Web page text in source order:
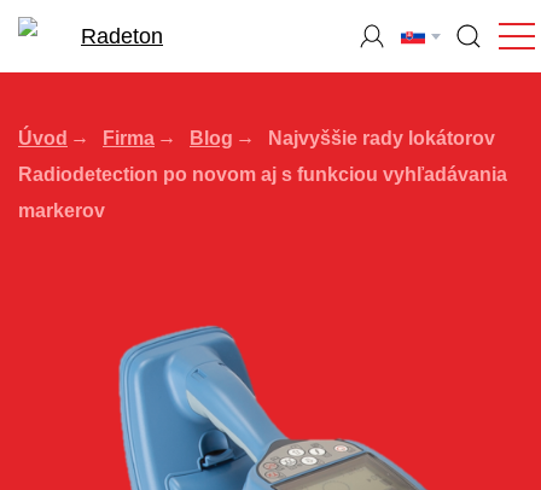
Úvod Firma Blog
Najvyššie rady lokátorov
Radiodetection po novom aj s funkciou vyhľadávania
markerov